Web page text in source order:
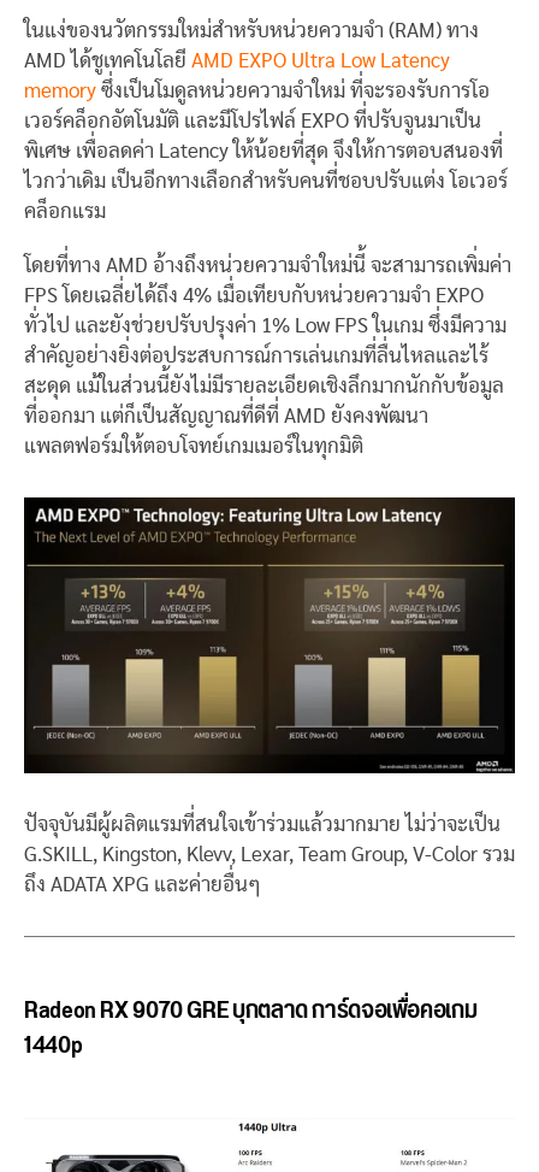
ในแง่ของนวัตกรรมใหม่สำหรับหน่วยความจำ (RAM) ทาง
AMD ได้ชูเทคโนโลยี AMD EXPO Ultra Low Latency
memory ซึ่งเป็นโมดูลหน่วยความจำใหม่ ที่จะรองรับการโอ
เวอร์คล็อกอัตโนมัติ และมีโปรไฟล์ EXPO ที่ปรับจูนมาเป็น
พิเศษ เพื่อลดค่า Latency ให้น้อยที่สุด จึงให้การตอบสนองที่
ไวกว่าเดิม เป็นอีกทางเลือกสำหรับคนที่ชอบปรับแต่ง โอเวอร์
คล็อกแรม
โดยที่ทาง AMD อ้างถึงหน่วยความจำใหม่นี้ จะสามารถเพิ่มค่า
FPS โดยเฉลี่ยได้ถึง 4% เมื่อเทียบกับหน่วยความจำ EXPO
ทั่วไป และยังช่วยปรับปรุงค่า 1% Low FPS ในเกม ซึ่งมีความ
สำคัญอย่างยิ่งต่อประสบการณ์การเล่นเกมที่ลื่นไหลและไร้
สะดุด แม้ในส่วนนี้ยังไม่มีรายละเอียดเชิงลึกมากนักกับข้อมูล
ที่ออกมา แต่ก็เป็นสัญญาณที่ดีที่ AMD ยังคงพัฒนา
แพลตฟอร์มให้ตอบโจทย์เกมเมอร์ในทุกมิติ
ปัจจุบันมีผู้ผลิตแรมที่สนใจเข้าร่วมแล้วมากมาย ไม่ว่าจะเป็น
G.SKILL, Kingston, Klevv, Lexar, Team Group, V-Color รวม
ถึง ADATA XPG และค่ายอื่นๆ
Radeon RX 9070 GRE บุกตลาด การ์ดจอเพื่อคอเกม
1440p